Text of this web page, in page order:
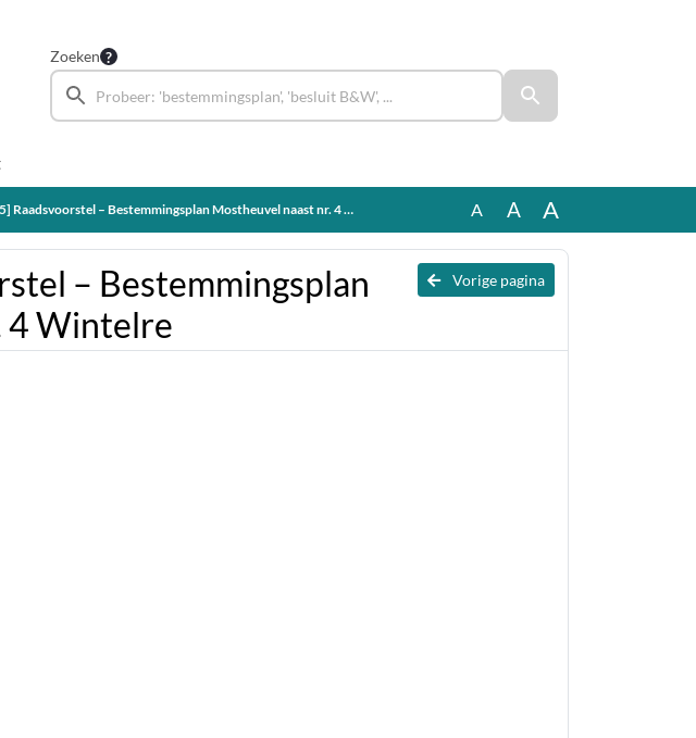
Zoeken
Raadsvoorstel – Bestemmingsplan Mostheuvel naast nr. 4 Wintelre A A A
Vorige pagina
– Bestemmingsplan
4 Wintelre